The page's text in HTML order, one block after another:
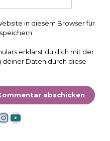
in diesem Browser für
erklärst du dich mit der
Daten durch diese
https://